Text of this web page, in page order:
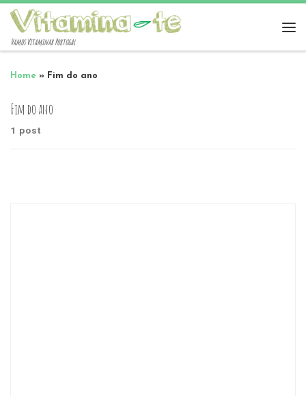
Vamos Vitaminar Portugal
Home » Fim do ano
Fim do ano
1 post